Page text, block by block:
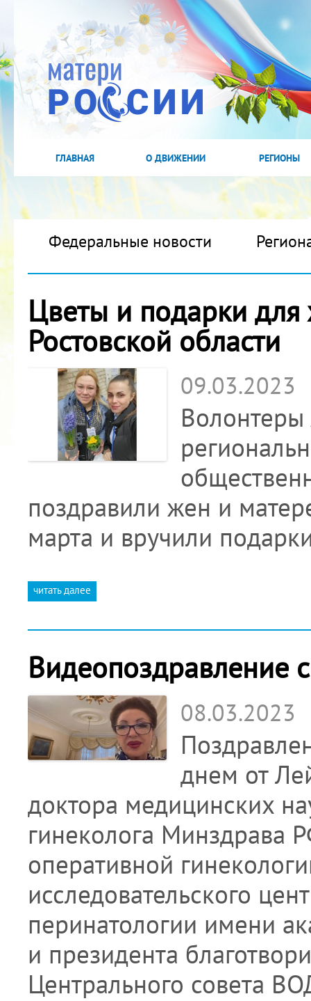
ГЛАВНАЯ О ДВИЖЕНИИ РЕГИОНЫ
Федеральные новости
Цветы и подарки
Ростовской области
09.03.2023
Волонтеры
поздравили жен и
марта и вручили
читать далее
Видеопоздравление
08.03.2023
днем от
доктора медицинских
гинеколога Минздрава
оперативной
исследовательского
перинатологии имени
и президента
Центрального совета